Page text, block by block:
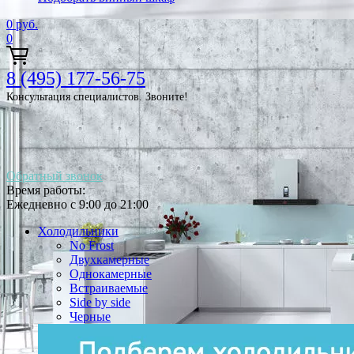
0 руб.
0
8 (495) 177-56-75
Консультация специалистов. Звоните!
Обратный звонок
Время работы:
Ежедневно с 9:00 до 21:00
Холодильники
No Frost
Двухкамерные
Однокамерные
Встраиваемые
Side by side
Черные